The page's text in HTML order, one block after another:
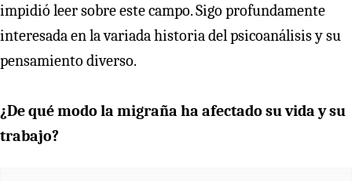
impidió leer sobre este campo. Sigo profundamente
interesada en la variada historia del psicoanálisis y su
pensamiento diverso.
¿De qué modo la migraña ha afectado su vida y su
trabajo?